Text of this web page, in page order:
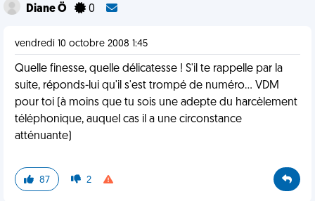
Diane Ö 0
vendredi 10 octobre 2008 1:45
Quelle finesse, quelle délicatesse ! S'il te rappelle par la
suite, réponds-lui qu'il s'est trompé de numéro… VDM
pour toi (à moins que tu sois une adepte du harcèlement
téléphonique, auquel cas il a une circonstance
atténuante)
87 2